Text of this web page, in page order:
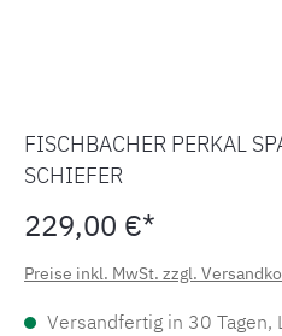
FISCHBACHER PERKAL
SCHIEFER
229,00 €*
Preise inkl. MwSt. zzgl.
Versandfertig in 30 Tagen,